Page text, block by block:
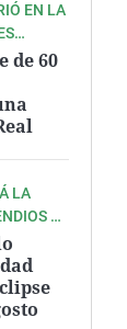
EN LA
de 60
LA
EL